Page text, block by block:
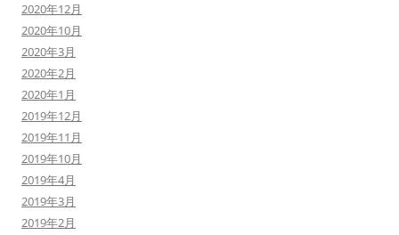
2020年12月
2020年10月
2020年3月
2020年2月
2020年1月
2019年12月
2019年11月
2019年10月
2019年4月
2019年3月
2019年2月